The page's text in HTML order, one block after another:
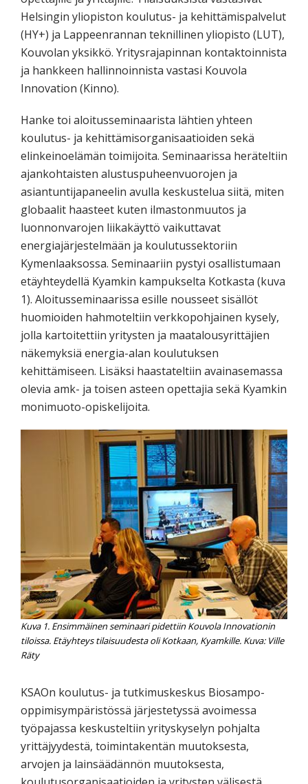
Helsingin yliopiston koulutus- ja kehittämispalvelut
(HY+) ja Lappeenrannan teknillinen yliopisto (LUT),
Kouvolan yksikkö. Yritysrajapinnan kontaktoinnista
ja hankkeen hallinnoinnista vastasi Kouvola
Innovation (Kinno).
Hanke toi aloitusseminaarista lähtien yhteen
koulutus- ja kehittämisorganisaatioiden sekä
elinkeinoelämän toimijoita. Seminaarissa heräteltiin
ajankohtaisten alustuspuheenvuorojen ja
asiantuntijapaneelin avulla keskustelua siitä, miten
globaalit haasteet kuten ilmastonmuutos ja
luonnonvarojen liikakäyttö vaikuttavat
energiajärjestelmään ja koulutussektoriin
Kymenlaaksossa. Seminaariin pystyi osallistumaan
etäyhteydellä Kyamkin kampukselta Kotkasta (kuva
1). Aloitusseminaarissa esille nousseet sisällöt
huomioiden hahmoteltiin verkkopohjainen kysely,
jolla kartoitettiin yritysten ja maatalousyrittäjien
näkemyksiä energia-alan koulutuksen
kehittämiseen. Lisäksi haastateltiin avainasemassa
olevia amk- ja toisen asteen opettajia sekä Kyamkin
monimuoto-opiskelijoita.
Kuva 1. Ensimmäinen seminaari pidettiin Kouvola Innovationin
tiloissa. Etäyhteys tilaisuudesta oli Kotkaan, Kyamkille. Kuva: Ville
Räty
KSAOn koulutus- ja tutkimuskeskus Biosampo-
oppimisympäristössä järjestetyssä avoimessa
työpajassa keskusteltiin yrityskyselyn pohjalta
yrittäjyydestä, toimintakentän muutoksesta,
arvojen ja lainsäädännön muutoksesta,